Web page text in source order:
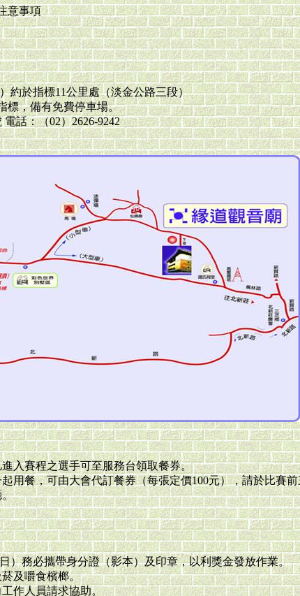
意事項
約於指標11公里處（淡金公路三段）
標，備有免費停車場。
話：（02）2626-9242
入賽程之選手可至服務台領取餐券。
用餐，可由大會代訂餐券（每張定價100元），請於比賽
。
）務必攜帶身分證（影本）及印章，以利獎金發放作業。
及嚼食檳榔。
作人員請求協助。